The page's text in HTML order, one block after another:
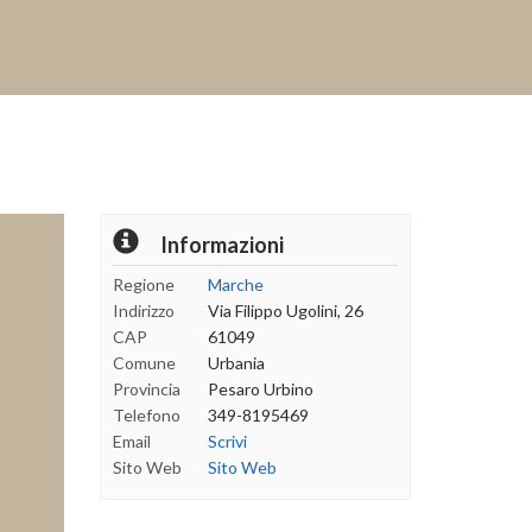
Informazioni
Regione
Marche
Indirizzo
Via Filippo Ugolini, 26
CAP
61049
Comune
Urbania
Provincia
Pesaro Urbino
Telefono
349-8195469
Email
Scrivi
Sito Web
Sito Web